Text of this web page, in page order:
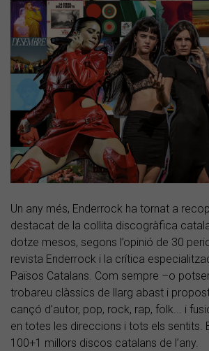
Un any més, Enderrock ha tornat a
destacat de la collita discogràfica
dotze mesos, segons l’opinió de 30
revista Enderrock i la crítica
Països Catalans. Com sempre –o
trobareu clàssics de llarg abast i
cançó d’autor, pop, rock, rap, folk... i
en totes les direccions i tots els sentits.
100+1 millors discos catalans de l’any.